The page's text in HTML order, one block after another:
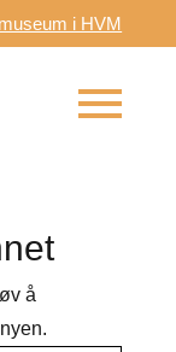
i HVM
å